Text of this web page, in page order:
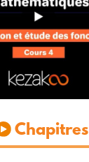
Chapitres